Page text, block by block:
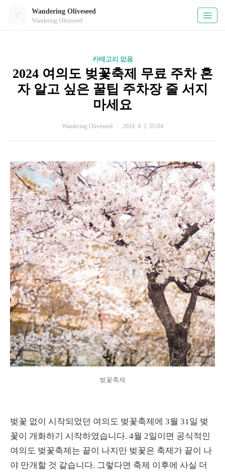
Wandering Oliveseed
Wandering Oliveseed
카테고리 없음
2024 여의도 벚꽃축제 무료 주차 혼
자 알고 싶은 꿀팁 주차장 줄 서지
마세요
Wandering Oliveseed 2024. 4. 2. 05:04
벚꽃축제
벚꽃 없이 시작되었던 여의도 벚꽃축제에 3월 31일 벚
꽃이 개화하기 시작하였습니다. 4월 2일이면 공식적인
여의도 벚꽃축제는 끝이 나지만 벚꽃은 축제가 끝이 나
야 만개할 것 같습니다. 그렇다면 축제 이후에 사실 더